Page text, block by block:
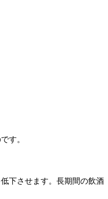
す。
下させます。長期間の飲酒